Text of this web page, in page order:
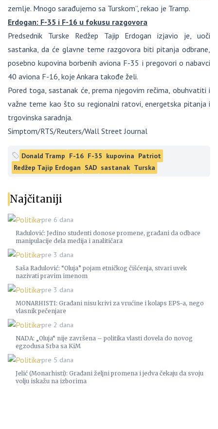
zemlje. Mnogo sarađujemo sa Turskom”, rekao je Tramp.
Erdogan: F-35 i F-16 u fokusu razgovora
Predsednik Turske Redžep Tajip Erdogan izjavio je, uoči
sastanka, da će glavne teme razgovora biti pitanja odbrane,
posebno kupovina borbenih aviona F-35 i pregovori o nabavci
40 aviona F-16, koje Ankara takođe želi.
Pored toga, sastanak će, prema njegovim rečima, obuhvatiti i
važne teme kao što su regionalni ratovi, energetska pitanja i
trgovinska saradnja.
Simptom/RTS/Reuters/Wall Street Journal
Donald Tramp F-16 F-35 kupovina Patriot
Redžep Tajip Erdogan SAD sastanak Turska
Najčitaniji
Politikapre 6 dana
Radulović: Jedino studenti donose promene, građani da odbace
manipulacije dela medija i analitičara
Politikapre 3 dana
Saša Radulović: “Oluja” pojam etničkog čišćenja, stvari uvek
nazivati pravim imenom
Politikapre 3 dana
MONARHISTI: Građani nisu krivi za vrućine i kolaps EPS-a, nego
vlasnik pečenjare
Politikapre 2 dana
NADA: „Oluja“ nije završena – politika vlasti dovela do novog
egzodusa Srba sa KiM
Politikapre 5 dana
Jelić (Monarhisti): Građani željni promena i jedva čekaju da svoju
volju iskažu na izborima